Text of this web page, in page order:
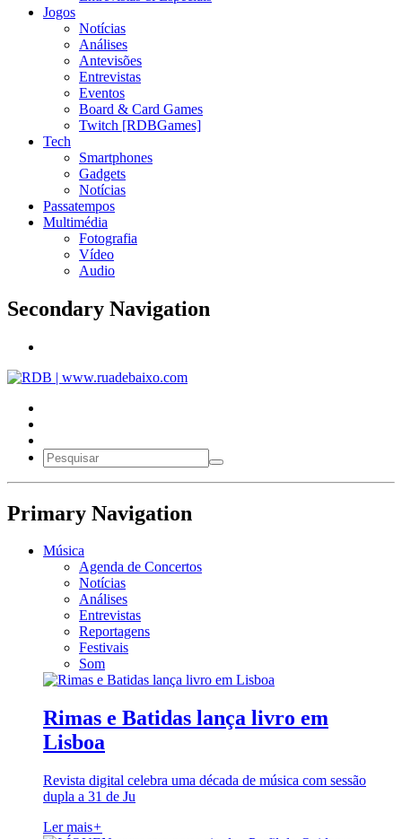
Jogos
Notícias
Análises
Antevisões
Entrevistas
Eventos
Board & Card Games
Twitch [RDBGames]
Tech
Smartphones
Gadgets
Notícias
Passatempos
Multimédia
Fotografia
Vídeo
Audio
Secondary Navigation
Primary Navigation
Música
Agenda de Concertos
Notícias
Análises
Entrevistas
Reportagens
Festivais
Som
Rimas e Batidas lança livro em
Lisboa
Revista digital celebra uma década de música com sessão
dupla a 31 de Ju
Ler mais+